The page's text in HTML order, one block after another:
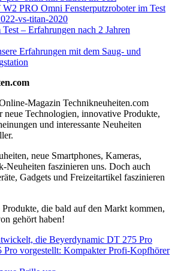
PRO Omni Fensterputzroboter im Test
– Erfahrungen nach 2 Jahren
Erfahrungen mit dem Saug- und
Magazin Technikneuheiten.com
neue Technologien, innovative Produkte,
und interessante Neuheiten
neue Smartphones, Kameras,
Neuheiten faszinieren uns. Doch auch
Gadgets und Freizeitartikel faszinieren
die bald auf den Markt kommen,
gehört haben!
Pro vorgestellt: Kompakter Profi-Kopfhörer